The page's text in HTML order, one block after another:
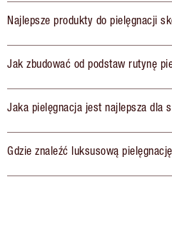
Najlepsze produkty do pielęgnacji
Jak zbudować od podstaw rutynę
Jaka pielęgnacja jest najlepsza dla
Gdzie znaleźć luksusową